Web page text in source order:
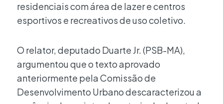
residenciais com área de lazer e centros
esportivos e recreativos de uso coletivo.
O relator, deputado Duarte Jr. (PSB-MA),
argumentou que o texto aprovado
anteriormente pela Comissão de
Desenvolvimento Urbano descaracterizou a